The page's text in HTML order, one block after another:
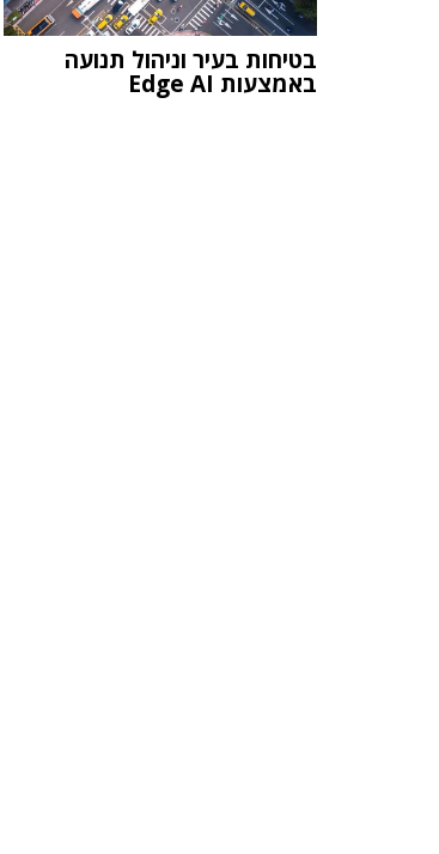
בטיחות בעיר וניהול תנועה
באמצעות Edge AI